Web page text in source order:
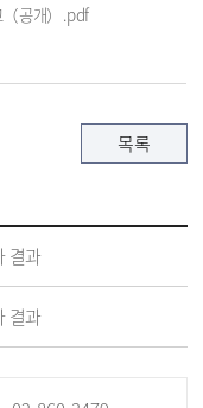
（공개）.pdf
목록
결과
결과